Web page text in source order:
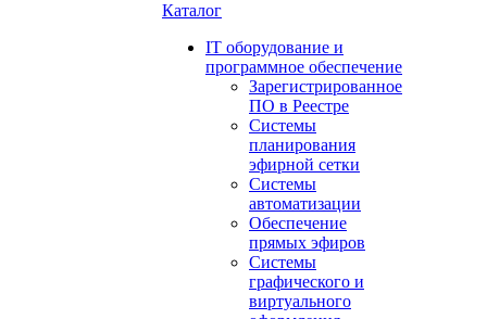
Каталог
IT оборудование и
программное обеспечение
Зарегистрированное
ПО в Реестре
Системы
планирования
эфирной сетки
Системы
автоматизации
Обеспечение
прямых эфиров
Системы
графического и
виртуального